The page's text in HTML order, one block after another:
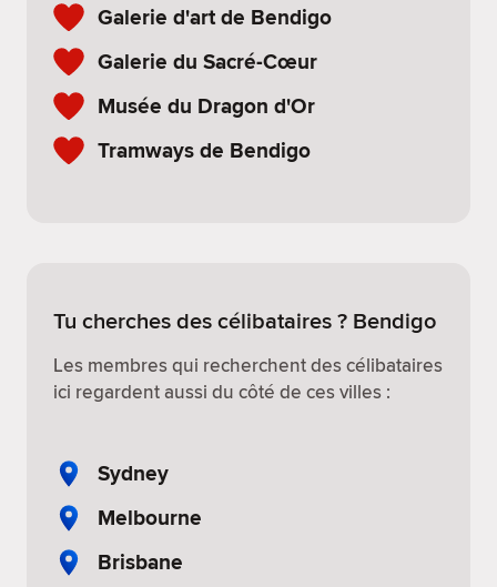
Galerie d'art de Bendigo
Galerie du Sacré-Cœur
Musée du Dragon d'Or
Tramways de Bendigo
Tu cherches des célibataires ? Bendigo
Les membres qui recherchent des célibataires
ici regardent aussi du côté de ces villes :
Sydney
Melbourne
Brisbane